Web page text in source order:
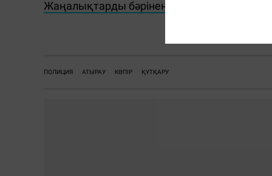
Жаңалықтарды бәрінен бұрын біліп
ПОЛИЦИЯ АТЫРАУ КӨПІР ҚҰТҚАРУ